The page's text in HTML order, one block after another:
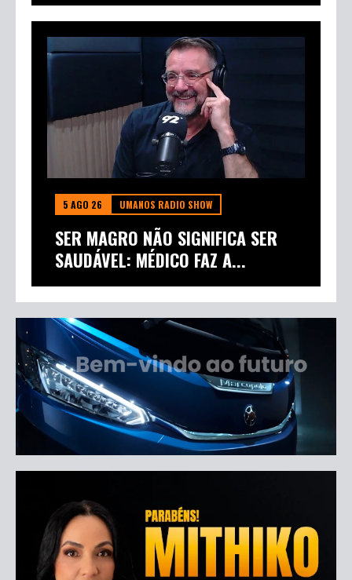
5 AGO 26 UMANOS RADIO SHOW
SER MAGRO NÃO SIGNIFICA SER
SAUDÁVEL: MÉDICO FAZ A...